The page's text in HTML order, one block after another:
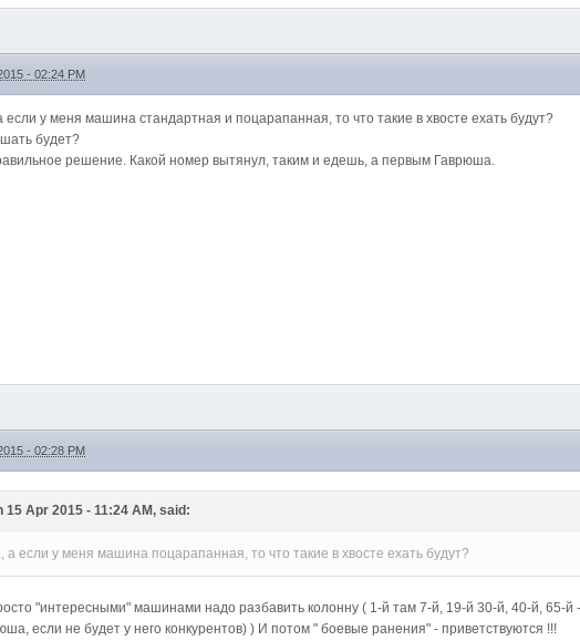
- 02:24 PM
если у меня машина стандартная и поцарапанная, то что такие в хвосте ехать будут?
будет?
решение. Какой номер вытянул, таким и едешь, а первым Гаврюша.
- 02:28 PM
15 Apr 2015 - 11:24 AM, said:
а если у меня машина поцарапанная, то что такие в хвосте ехать будут?
"интересными" машинами надо разбавить колонну ( 1-й там 7-й, 19-й 30-й, 40-й,
если не будет у него конкурентов) ) И потом " боевые ранения" - приветствуются !!!